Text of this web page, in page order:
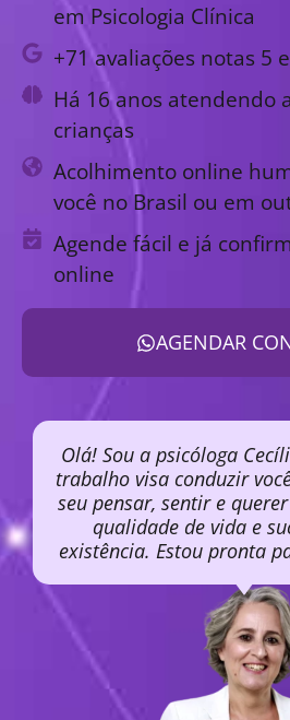
em Psicologia Clínica
+71 avaliações notas 5
Há 16 anos atendendo
crianças
Acolhimento online
você no Brasil ou em
Agende fácil e já
online
AGENDAR
Olá! Sou a psicóloga
trabalho visa conduzir
seu pensar, sentir e
qualidade de vida e
existência. Estou pronta